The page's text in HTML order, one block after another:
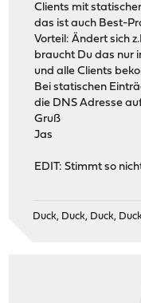
Clients mit
das ist auch Best-
Vorteil: Ändert sich
braucht Du das nur
und alle Clients
Bei statischen
die DNS Adresse
Gruß
Jas
EDIT: Stimmt so
Duck, Duck, Duck,